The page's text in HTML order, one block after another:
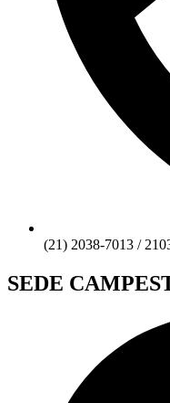
(21) 2038-7013 /
SEDE